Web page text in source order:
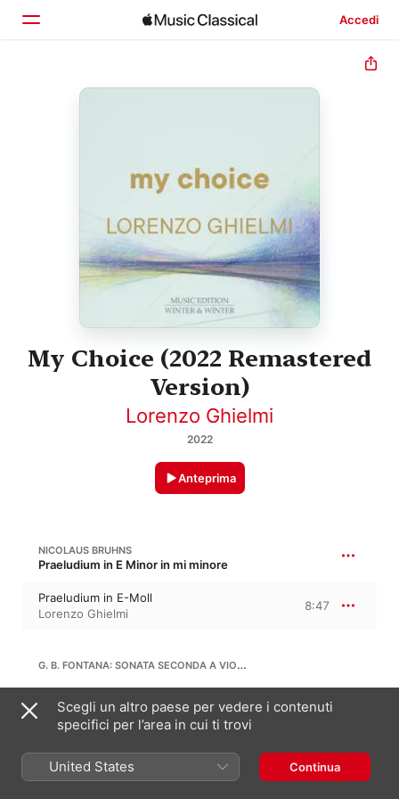
Accedi
Home
My Choice (2022 Remastered
Version)
Lorenzo Ghielmi
2022
Anteprima
NICOLAUS BRUHNS
Praeludium in E Minor in mi minore
Praeludium in E-Moll
Lorenzo Ghielmi
8:47
G. B. FONTANA: SONATA SECONDA A VIOLINO SOLO
Enrico Onofri, Margret Köll, Lorenzo
Ghielmi
6:05
JOHANN SEBASTIAN BACH
Fantasia e fuga in la minore, BWV 944
Scegli un altro paese per vedere i contenuti
specifici per l’area in cui ti trovi
United States Continua